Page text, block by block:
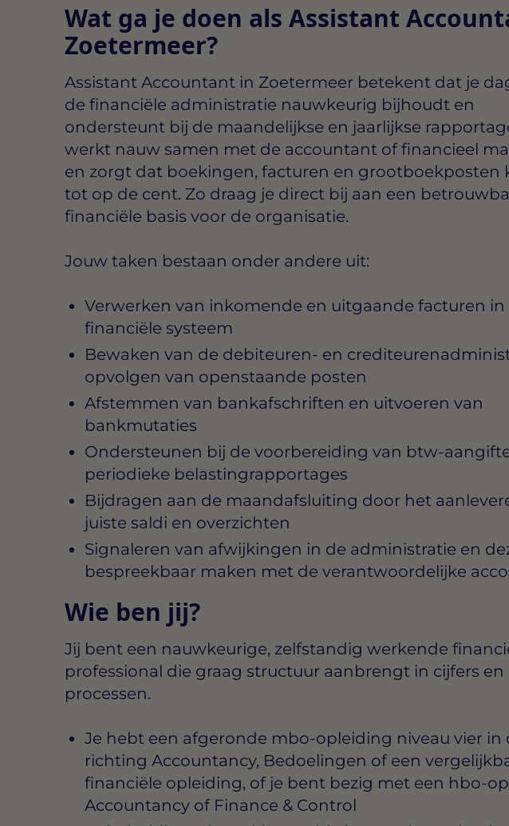
Wat ga je doen als Assistant
Zoetermeer?
Assistant Accountant in Zoetermeer betekent dat je
de financiële administratie nauwkeurig bijhoudt en
ondersteunt bij de maandelijkse en jaarlijkse
werkt nauw samen met de accountant of financieel
en zorgt dat boekingen, facturen en grootboekposten
tot op de cent. Zo draag je direct bij aan een
financiële basis voor de organisatie.
Jouw taken bestaan onder andere uit:
Verwerken van inkomende en uitgaande facturen in
financiële systeem
Bewaken van de debiteuren- en
opvolgen van openstaande posten
Afstemmen van bankafschriften en uitvoeren van
bankmutaties
Ondersteunen bij de voorbereiding van btw-
periodieke belastingrapportages
Bijdragen aan de maandafsluiting door het
juiste saldi en overzichten
Signaleren van afwijkingen in de administratie en
bespreekbaar maken met de verantwoordelijke
Wie ben jij?
Jij bent een nauwkeurige, zelfstandig werkende
professional die graag structuur aanbrengt in cijfers en
processen.
Je hebt een afgeronde mbo-opleiding niveau vier in
richting Accountancy, Bedoelingen of een
financiële opleiding, of je bent bezig met een hbo-
Accountancy of Finance & Control